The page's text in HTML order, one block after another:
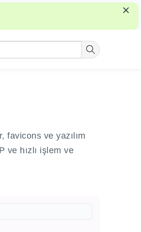
favicons ve yazılım
ve hızlı işlem ve